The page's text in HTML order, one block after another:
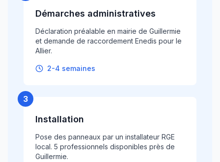
Démarches administratives
Déclaration préalable en mairie de Guillermie
et demande de raccordement Enedis pour le
Allier.
2-4 semaines
3
Installation
Pose des panneaux par un installateur RGE
local. 5 professionnels disponibles près de
Guillermie.